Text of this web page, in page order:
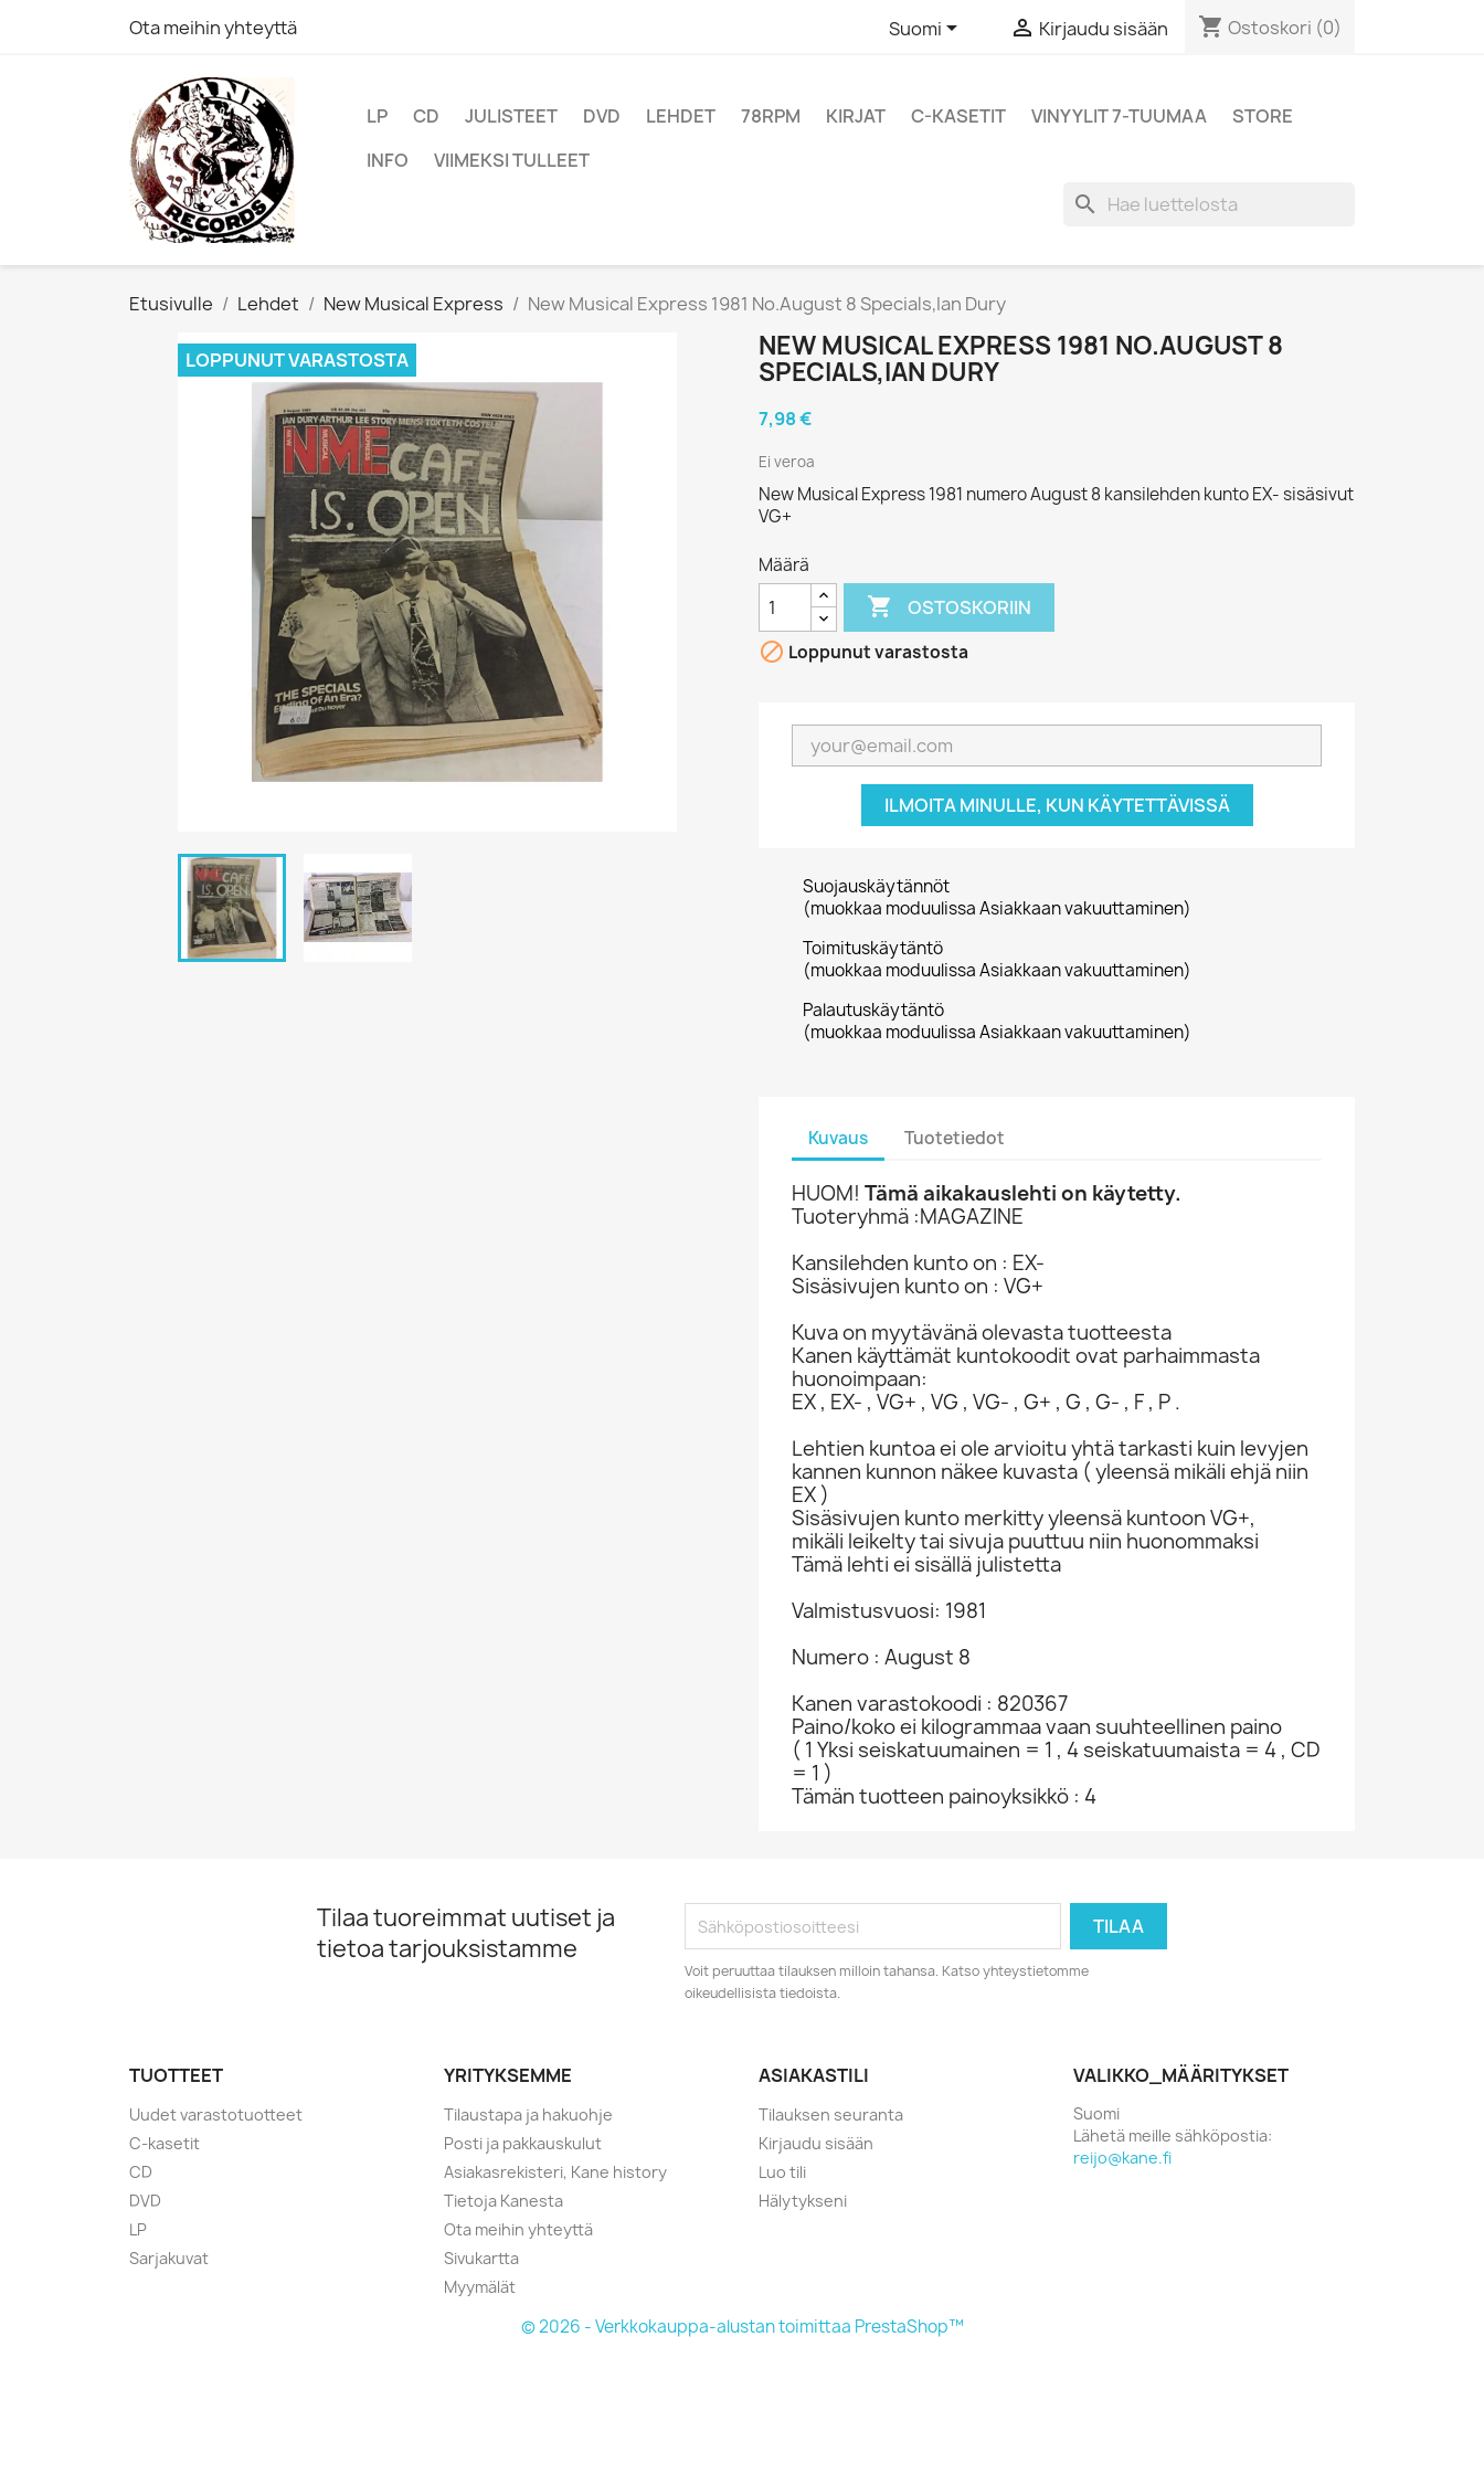
Ota meihin yhteyttä Suomi  Kirjaudu sisään shopping_cart Ostoskori (0)
LP CD JULISTEET DVD LEHDET 78RPM KIRJAT C-KASETIT VINYYLIT 7-TUUMAA
STORE
INFO
VIIMEKSI TULLEET
search
Etusivulle Lehdet New Musical Express New Musical Express 1981 No.August 8 Specials,Ian Dury
LOPPUNUT VARASTOSTA
NEW MUSICAL EXPRESS 1981 NO.AUGUST 8
SPECIALS,IAN DURY
7,98 €
Ei veroa
New Musical Express 1981 numero August 8 kansilehden kunto EX- sisäsivut
VG+
Määrä
 OSTOSKORIIN
 Loppunut varastosta
ILMOITA MINULLE, KUN KÄYTETTÄVISSÄ
Suojauskäytännöt
(muokkaa moduulissa Asiakkaan vakuuttaminen)
Toimituskäytäntö
(muokkaa moduulissa Asiakkaan vakuuttaminen)
Palautuskäytäntö
(muokkaa moduulissa Asiakkaan vakuuttaminen)
Kuvaus Tuotetiedot
HUOM! Tämä aikakauslehti on käytetty.
Tuoteryhmä :MAGAZINE
Kansilehden kunto on : EX-
Sisäsivujen kunto on : VG+
Kuva on myytävänä olevasta tuotteesta
Kanen käyttämät kuntokoodit ovat parhaimmasta
huonoimpaan:
EX , EX- , VG+ , VG , VG- , G+ , G , G- , F , P .
Lehtien kuntoa ei ole arvioitu yhtä tarkasti kuin levyjen
kannen kunnon näkee kuvasta ( yleensä mikäli ehjä niin
EX )
Sisäsivujen kunto merkitty yleensä kuntoon VG+,
mikäli leikelty tai sivuja puuttuu niin huonommaksi
Tämä lehti ei sisällä julistetta
Valmistusvuosi: 1981
Numero : August 8
Kanen varastokoodi : 820367
Paino/koko ei kilogrammaa vaan suuhteellinen paino
( 1 Yksi seiskatuumainen = 1 , 4 seiskatuumaista = 4 , CD
= 1 )
Tämän tuotteen painoyksikkö : 4
Tilaa tuoreimmat uutiset ja
tietoa tarjouksistamme
Voit peruuttaa tilauksen milloin tahansa. Katso yhteystietomme
oikeudellisista tiedoista.
TUOTTEET
Uudet varastotuotteet
C-kasetit
CD
DVD
LP
Sarjakuvat
YRITYKSEMME
Tilaustapa ja hakuohje
Posti ja pakkauskulut
Asiakasrekisteri, Kane history
Tietoja Kanesta
Ota meihin yhteyttä
Sivukartta
Myymälät
ASIAKASTILI
Tilauksen seuranta
Kirjaudu sisään
Luo tili
Hälytykseni
VALIKKO_MÄÄRITYKSET
Suomi
Lähetä meille sähköpostia:
reijo@kane.fi
© 2026 - Verkkokauppa-alustan toimittaa PrestaShop™